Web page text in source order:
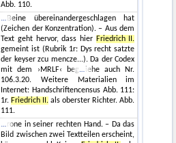
Abb. 110.
Beine übereinandergeschlagen hat
(Zeichen der Konzentration). – Aus dem
Text geht hervor, dass hier Friedrich II.
gemeint ist (Rubrik 1r: Dys recht satzte
der keyser zcu mencze...). Da der Codex
mit dem ›MRLF‹ beg
iehe auch Nr.
106.3.20. Weitere Materialien im
Internet: Handschriftencensus Abb. 111:
1r. Friedrich II. als oberster Richter. Abb.
111.
rone in seiner rechten Hand. – Da das
Bild zwischen zwei Textteilen erscheint,